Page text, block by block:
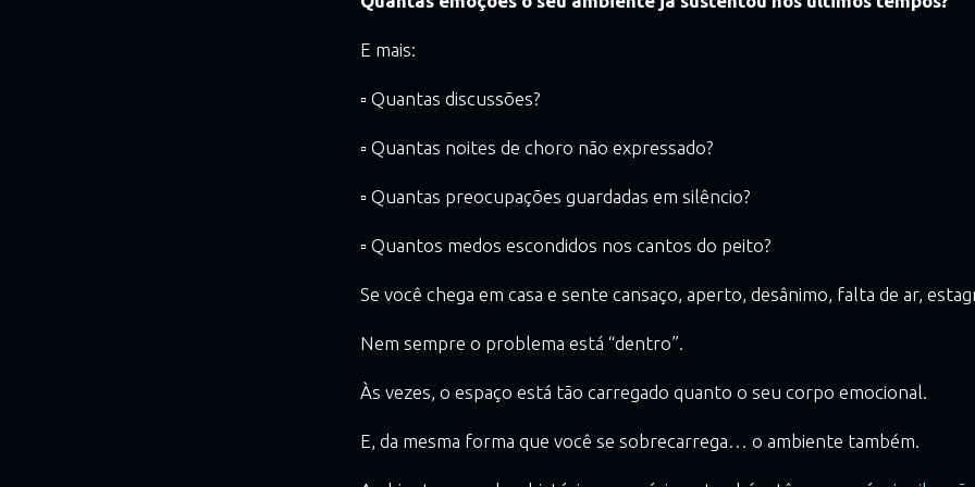
E mais:
▫️ Quantas discussões?
▫️ Quantas noites de choro não expressado?
▫️ Quantas preocupações guardadas em silêncio?
▫️ Quantos medos escondidos nos cantos do peito?
Se você chega em casa e sente cansaço, aperto, desânimo, falta de ar,
Nem sempre o problema está “dentro”.
Às vezes, o espaço está tão carregado quanto o seu corpo emocional.
E, da mesma forma que você se sobrecarrega… o ambiente também.